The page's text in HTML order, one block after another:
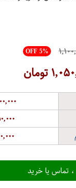
OFF 5%
تومان
۹۵۰,۰۰۰
۹۰۰,۰۰۰
تماس یا خرید